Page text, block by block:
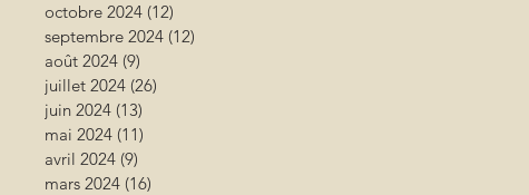
octobre 2024 (12)
septembre 2024 (12)
août 2024 (9)
juillet 2024 (26)
juin 2024 (13)
mai 2024 (11)
avril 2024 (9)
mars 2024 (16)